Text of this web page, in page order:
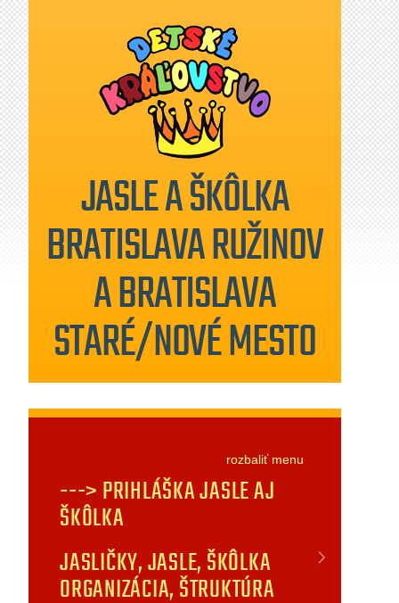
JASLE A ŠKÔLKA
BRATISLAVA RUŽINOV
A BRATISLAVA
STARÉ/NOVÉ MESTO
rozbaliťmenu
---> PRIHLÁŠKA JASLE AJ
ŠKÔLKA
JASLIČKY, JASLE, ŠKÔLKA
ORGANIZÁCIA, ŠTRUKTÚRA